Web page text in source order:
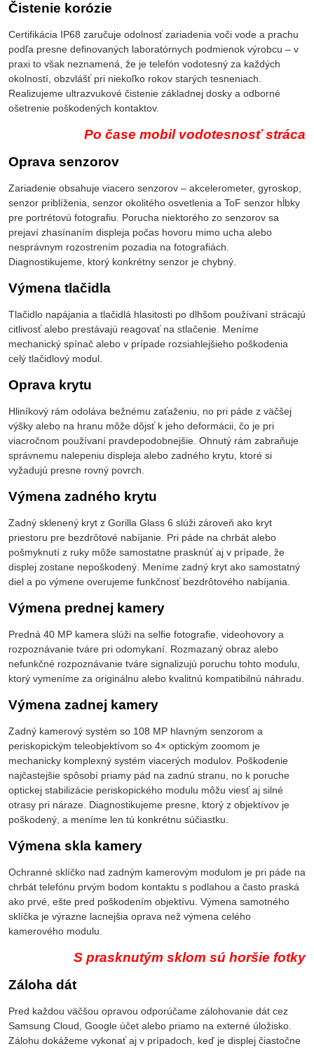
Čistenie korózie
Certifikácia IP68 zaručuje odolnosť zariadenia voči vode a prachu
podľa presne definovaných laboratórnych podmienok výrobcu – v
praxi to však neznamená, že je telefón vodotesný za každých
okolností, obzvlášť pri niekoľko rokov starých tesneniach.
Realizujeme ultrazvukové čistenie základnej dosky a odborné
ošetrenie poškodených kontaktov.
Po čase mobil vodotesnosť stráca
Oprava senzorov
Zariadenie obsahuje viacero senzorov – akcelerometer, gyroskop,
senzor priblíženia, senzor okolitého osvetlenia a ToF senzor hĺbky
pre portrétovú fotografiu. Porucha niektorého zo senzorov sa
prejaví zhasínaním displeja počas hovoru mimo ucha alebo
nesprávnym rozostrením pozadia na fotografiách.
Diagnostikujeme, ktorý konkrétny senzor je chybný.
Výmena tlačidla
Tlačidlo napájania a tlačidlá hlasitosti po dlhšom používaní strácajú
citlivosť alebo prestávajú reagovať na stlačenie. Meníme
mechanický spínač alebo v prípade rozsiahlejšieho poškodenia
celý tlačidlový modul.
Oprava krytu
Hliníkový rám odoláva bežnému zaťaženiu, no pri páde z väčšej
výšky alebo na hranu môže dôjsť k jeho deformácii, čo je pri
viacročnom používaní pravdepodobnejšie. Ohnutý rám zabraňuje
správnemu nalepeniu displeja alebo zadného krytu, ktoré si
vyžadujú presne rovný povrch.
Výmena zadného krytu
Zadný sklenený kryt z Gorilla Glass 6 slúži zároveň ako kryt
priestoru pre bezdrôtové nabíjanie. Pri páde na chrbát alebo
pošmyknutí z ruky môže samostatne prasknúť aj v prípade, že
displej zostane nepoškodený. Meníme zadný kryt ako samostatný
diel a po výmene overujeme funkčnosť bezdrôtového nabíjania.
Výmena prednej kamery
Predná 40 MP kamera slúži na selfie fotografie, videohovory a
rozpoznávanie tváre pri odomykaní. Rozmazaný obraz alebo
nefunkčné rozpoznávanie tváre signalizujú poruchu tohto modulu,
ktorý vymeníme za originálnu alebo kvalitnú kompatibilnú náhradu.
Výmena zadnej kamery
Zadný kamerový systém so 108 MP hlavným senzorom a
periskopickým teleobjektívom so 4× optickým zoomom je
mechanicky komplexný systém viacerých modulov. Poškodenie
najčastejšie spôsobí priamy pád na zadnú stranu, no k poruche
optickej stabilizácie periskopického modulu môžu viesť aj silné
otrasy pri náraze. Diagnostikujeme presne, ktorý z objektívov je
poškodený, a meníme len tú konkrétnu súčiastku.
Výmena skla kamery
Ochranné sklíčko nad zadným kamerovým modulom je pri páde na
chrbát telefónu prvým bodom kontaktu s podlahou a často praská
ako prvé, ešte pred poškodením objektívu. Výmena samotného
sklíčka je výrazne lacnejšia oprava než výmena celého
kamerového modulu.
S prasknutým sklom sú horšie fotky
Záloha dát
Pred každou väčšou opravou odporúčame zálohovanie dát cez
Samsung Cloud, Google účet alebo priamo na externé úložisko.
Zálohu dokážeme vykonať aj v prípadoch, keď je displej čiastočne